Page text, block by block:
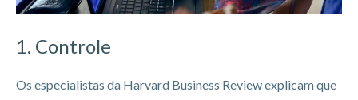
1. Controle
Os especialistas da Harvard Business Review explicam que